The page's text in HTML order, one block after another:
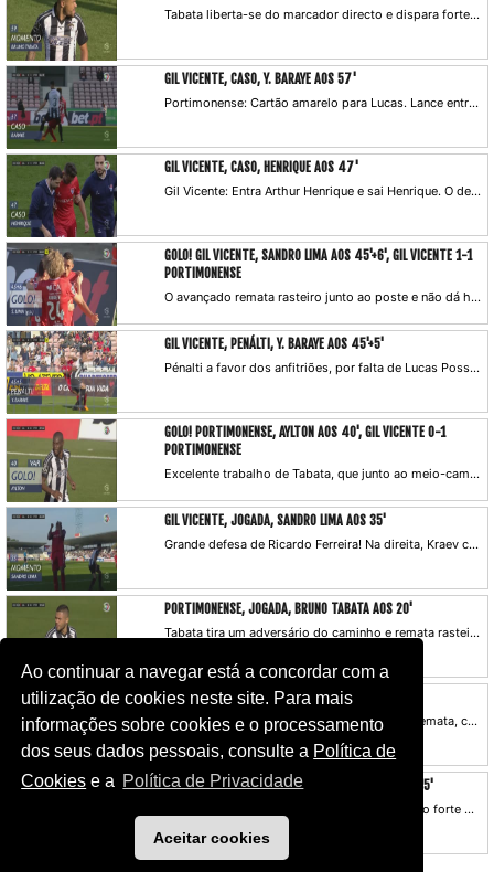
Ao continuar a navegar está a concordar com a
utilização de cookies neste site. Para mais
informações sobre cookies e o processamento
dos seus dados pessoais, consulte a Política de
Cookies e a Política de Privacidade
Aceitar cookies
Tabata liberta-se do marcador directo e dispara forte, só que por cima da baliza.
GIL VICENTE, CASO, Y. BARAYE AOS 57'
Portimonense: Cartão amarelo para Lucas. Lance entre os dois protagonistas do pénalti na primeira parte.
GIL VICENTE, CASO, HENRIQUE AOS 47'
Gil Vicente: Entra Arthur Henrique e sai Henrique. O defesa cede o seu lugar devido a lesão.
GOLO! GIL VICENTE, SANDRO LIMA AOS 45'+6', GIL VICENTE 1-1
PORTIMONENSE
O avançado remata rasteiro junto ao poste e não dá hipóteses a Ricardo Ferreira, que se estira para o lado contrário.
GIL VICENTE, PENÁLTI, Y. BARAYE AOS 45'+5'
Pénalti a favor dos anfitriões, por falta de Lucas Possignolo sobre Baraye.
GOLO! PORTIMONENSE, AYLTON AOS 40', GIL VICENTE 0-1
PORTIMONENSE
Excelente trabalho de Tabata, que junto ao meio-campo recebe de costas, vira-se para a baliza e com um passe a rasgar serve o colega, que isolado pica a bola por cima de Denis. O árbitro escuta o VAR e valida o lance.
GIL VICENTE, JOGADA, SANDRO LIMA AOS 35'
Grande defesa de Ricardo Ferreira! Na direita, Kraev cruza para Sandro Lima, que remata de pronto e fica à beira do golo.
PORTIMONENSE, JOGADA, BRUNO TABATA AOS 20'
Tabata tira um adversário do caminho e remata rasteiro, para defesa segura de Denis.
GIL VICENTE, JOGADA, LOURENCY AOS 9'
Lourency ganha espaço à entrada da área e remata, com a bola a passar perto do poste.
PORTIMONENSE, JOGADA, JACKSON MARTÍNEZ AOS 5'
Canto para o coração da área e cabeceamento forte de Jackson à figura de Denis.